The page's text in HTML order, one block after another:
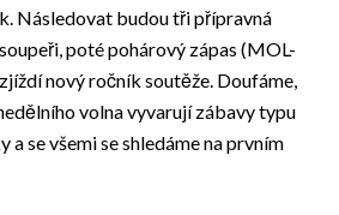
Následovat budou tři přípravná
poté pohárový zápas (MOL-
nový ročník soutěže. Doufáme,
volna vyvarují zábavy typu
se všemi se shledáme na prvním